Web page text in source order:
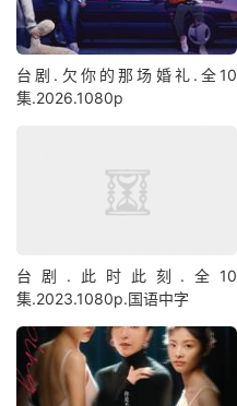
台剧.欠你的那场婚礼.全10
集.2026.1080p
台剧.此时此刻.全10
集.2023.1080p.国语中字